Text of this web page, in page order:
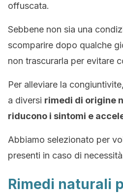
offuscata.
Sebbene non sia una
scomparire dopo qualche
non trascurarla per evitare
Per alleviare la
a diversi rimedi di origine
riducono i sintomi e
Abbiamo selezionato per
presenti in caso di
Rimedi naturali